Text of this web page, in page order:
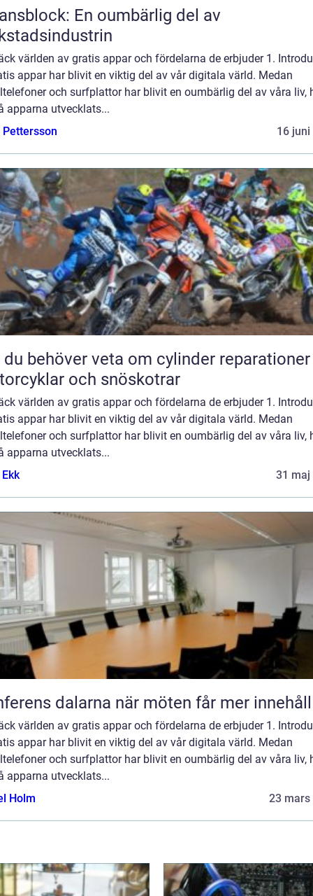
En oumbärlig del av
världen av gratis appar och fördelarna de erbjuder 1.
appar har blivit en viktig del av vår digitala värld. Medan
och surfplattor har blivit en oumbärlig del av våra liv,
apparna utvecklats...
16 juni
behöver veta om cylinder
och snöskotrar
världen av gratis appar och fördelarna de erbjuder 1.
appar har blivit en viktig del av vår digitala värld. Medan
och surfplattor har blivit en oumbärlig del av våra liv,
apparna utvecklats...
31 maj
Konferens dalarna när möten får mer innehåll
världen av gratis appar och fördelarna de erbjuder 1.
appar har blivit en viktig del av vår digitala värld. Medan
och surfplattor har blivit en oumbärlig del av våra liv,
apparna utvecklats...
Holm
23 mars